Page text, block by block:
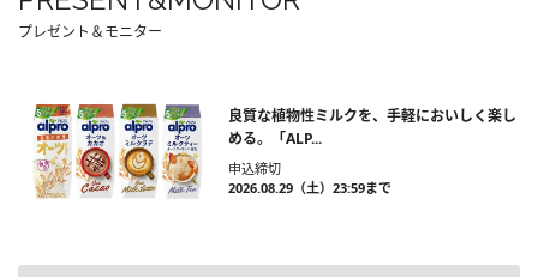
プレゼント＆モニター
良質な植物性ミルクを、手軽においしく楽し
める。「ALP...
申込締切
2026.08.29（土）23:59まで